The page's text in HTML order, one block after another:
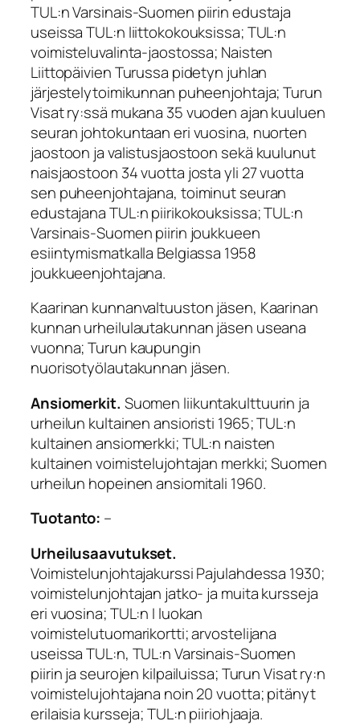
TUL:n Varsinais-Suomen piirin edustaja
useissa TUL:n liittokokouksissa; TUL:n
voimisteluvalinta-jaostossa; Naisten
Liittopäivien Turussa pidetyn juhlan
järjestelytoimikunnan puheenjohtaja; Turun
Visat ry:ssä mukana 35 vuoden ajan kuuluen
seuran johtokuntaan eri vuosina, nuorten
jaostoon ja valistusjaostoon sekä kuulunut
naisjaostoon 34 vuotta josta yli 27 vuotta
sen puheenjohtajana, toiminut seuran
edustajana TUL:n piirikokouksissa; TUL:n
Varsinais-Suomen piirin joukkueen
esiintymismatkalla Belgiassa 1958
joukkueenjohtajana.
Kaarinan kunnanvaltuuston jäsen, Kaarinan
kunnan urheilulautakunnan jäsen useana
vuonna; Turun kaupungin
nuorisotyölautakunnan jäsen.
Ansiomerkit. Suomen liikuntakulttuurin ja
urheilun kultainen ansioristi 1965; TUL:n
kultainen ansiomerkki; TUL:n naisten
kultainen voimistelujohtajan merkki; Suomen
urheilun hopeinen ansiomitali 1960.
Tuotanto: –
Urheilusaavutukset.
Voimistelunjohtajakurssi Pajulahdessa 1930;
voimistelunjohtajan jatko- ja muita kursseja
eri vuosina; TUL:n I luokan
voimistelutuomarikortti; arvostelijana
useissa TUL:n, TUL:n Varsinais-Suomen
piirin ja seurojen kilpailuissa; Turun Visat ry:n
voimistelujohtajana noin 20 vuotta; pitänyt
erilaisia kursseja; TUL:n piiriohjaaja.